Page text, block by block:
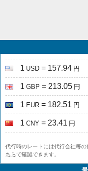
1 USD = 157.94 円
1 GBP = 213.05 円
1 EUR = 182.51 円
1 CNY = 23.41 円
代行時のレートには代行会社毎
ちらで確認できます。